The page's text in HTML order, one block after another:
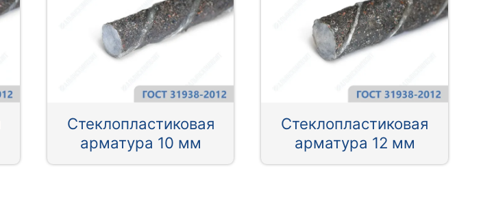
Стеклопластиковая
арматура 10 мм
Стеклопластиковая
арматура 12 мм